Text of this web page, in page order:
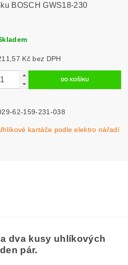
BOSCH GWS18-230
211,57 Kč bez DPH
62-159-231-038
kartáče podle elektro nářadí
dva kusy uhlíkových
pár.